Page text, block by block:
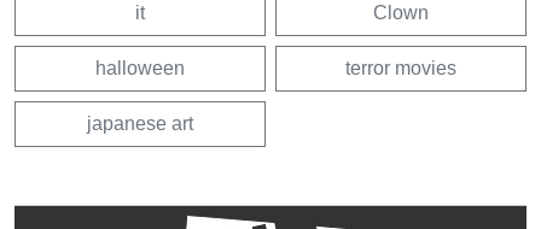
it Clown
halloween terror movies
japanese art